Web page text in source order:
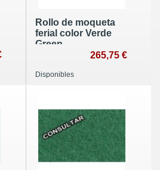
Rollo de moqueta
ferial color Verde
Green
265,75 €
Disponibles